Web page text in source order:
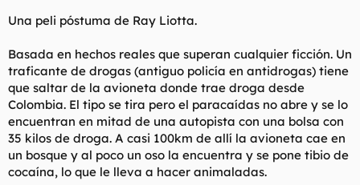
Una peli póstuma de Ray Liotta.
Basada en hechos reales que superan cualquier ficción. Un
traficante de drogas (antiguo policía en antidrogas) tiene
que saltar de la avioneta donde trae droga desde
Colombia. El tipo se tira pero el paracaídas no abre y se lo
encuentran en mitad de una autopista con una bolsa con
35 kilos de droga. A casi 100km de allí la avioneta cae en
un bosque y al poco un oso la encuentra y se pone tibio de
cocaína, lo que le lleva a hacer animaladas.